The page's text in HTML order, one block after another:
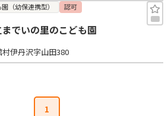
（幼保連携型） 認可
でいの里のこども園
伊丹沢字山田380
1